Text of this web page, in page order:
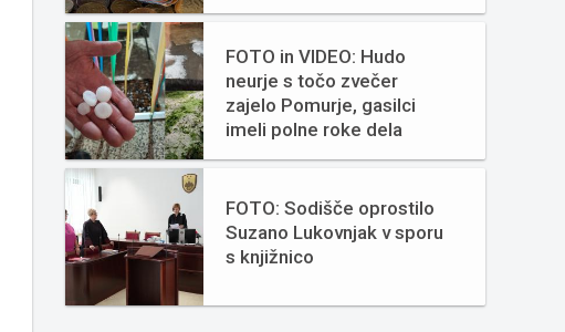
FOTO in VIDEO: Hudo
neurje s točo zvečer
zajelo Pomurje, gasilci
imeli polne roke dela
FOTO: Sodišče oprostilo
Suzano Lukovnjak v sporu
s knjižnico